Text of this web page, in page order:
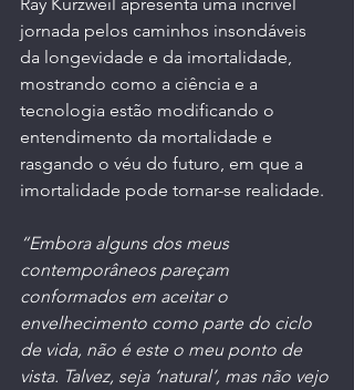
jornada pelos caminhos insondáveis
da longevidade e da imortalidade,
mostrando como a ciência e a
tecnologia estão modificando o
entendimento da mortalidade e
rasgando o véu do futuro, em que a
imortalidade pode tornar-se realidade.
“Embora alguns dos meus
contemporâneos pareçam
conformados em aceitar o
envelhecimento como parte do ciclo
de vida, não é este o meu ponto de
vista. Talvez, seja ‘natural’, mas não vejo